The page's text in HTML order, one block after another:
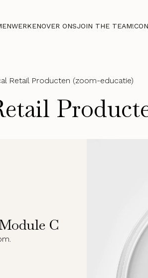
OVER ONSJOIN THE TEAM!
Retail Producten (zoom-educatie)
C